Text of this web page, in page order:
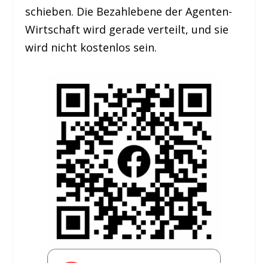
schieben. Die Bezahlebene der Agenten-
Wirtschaft wird gerade verteilt, und sie
wird nicht kostenlos sein.